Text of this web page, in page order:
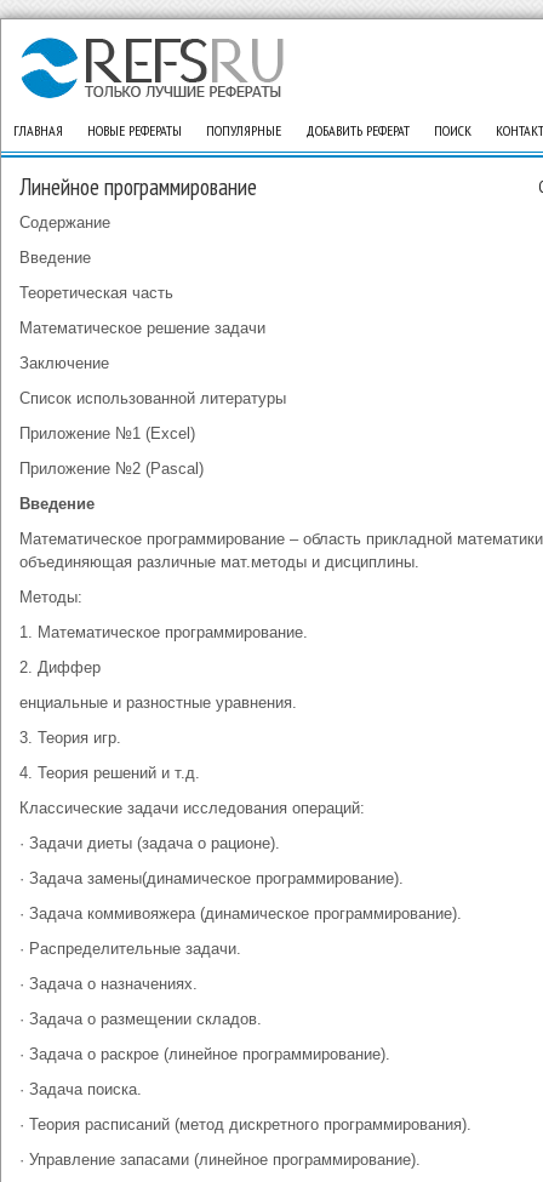
ГЛАВНАЯ НОВЫЕ РЕФЕРАТЫ ПОПУЛЯРНЫЕ ДОБАВИТЬ РЕФЕРАТ ПОИСК
Линейное программирование
Содержание
Введение
Теоретическая часть
Математическое решение задачи
Заключение
Список использованной литературы
Приложение №1 (Excel)
Приложение №2 (Pascal)
Введение
Математическое программирование – область прикладной
объединяющая различные мат.методы и дисциплины.
Методы:
1. Математическое программирование.
2. Диффер
енциальные и разностные уравнения.
3. Теория игр.
4. Теория решений и т.д.
Классические задачи исследования операций:
· Задачи диеты (задача о рационе).
· Задача замены(динамическое программирование).
· Задача коммивояжера (динамическое программирование).
· Распределительные задачи.
· Задача о назначениях.
· Задача о размещении складов.
· Задача о раскрое (линейное программирование).
· Задача поиска.
· Теория расписаний (метод дискретного программирования).
· Управление запасами (линейное программирование).